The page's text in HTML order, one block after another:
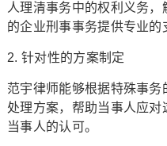
人理清事务中的权利义务
的企业刑事事务提供专业的
2. 针对性的方案制定
范宇律师能够根据特殊事
处理方案，帮助当事人应
当事人的认可。